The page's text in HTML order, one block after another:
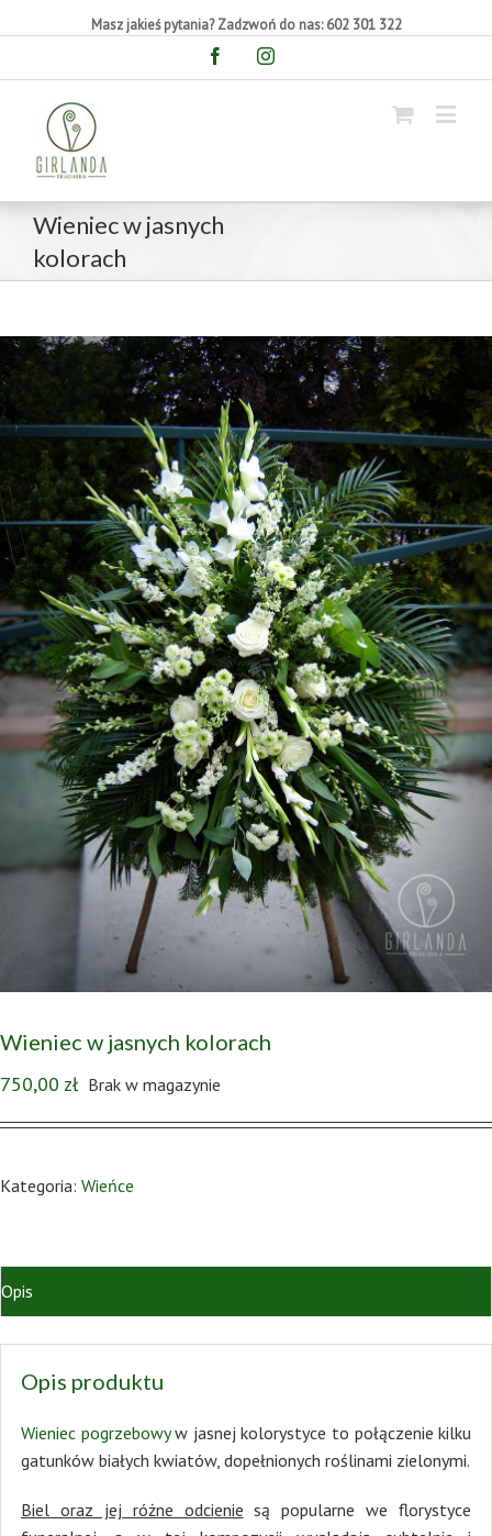
Masz jakieś pytania? Zadzwoń do nas: 602 301 322
FacebookInstagram
Wieniec w jasnych
kolorach
Wieniec w jasnych kolorach
750,00 zł Brak w magazynie
Kategoria: Wieńce
Opis
Opis produktu
Wieniec pogrzebowyw jasnej kolorystyce to połączenie kilku
gatunków białych kwiatów, dopełnionych roślinami zielonymi.
Biel oraz jej różne odcienie są popularne we florystyce